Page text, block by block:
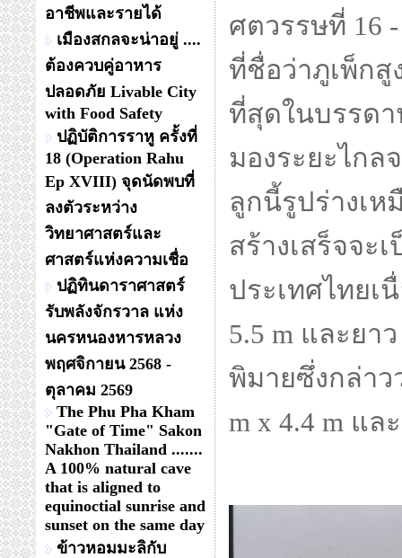
อาชีพและรายได้
เมืองสกลจะน่าอยู่ ....
ต้องควบคู่อาหาร
ปลอดภัย Livable City
with Food Safety
ปฏิบัติการราหู ครั้งที่
18 (Operation Rahu
Ep XVIII) จุดนัดพบที่
ลงตัวระหว่าง
วิทยาศาสตร์และ
ศาสตร์แห่งความเชื่อ
ปฏิทินดาราศาสตร์
รับพลังจักรวาล แห่ง
นครหนองหารหลวง
พฤศจิกายน 2568 -
ตุลาคม 2569
The Phu Pha Kham
"Gate of Time" Sakon
Nakhon Thailand .......
A 100% natural cave
that is aligned to
equinoctial sunrise and
sunset on the same day
ข้าวหอมมะลิกับ
ศตวรรษที่ 16
ที่ชื่อว่าภูเพ็กสู
ที่สุดในบรรด
มองระยะไกล
ลูกนี้รูปร่างเห
สร้างเสร็จจ
ประเทศไทยเ
5.5 m และยา
พิมายซึ่งกล่า
m x 4.4 m แล